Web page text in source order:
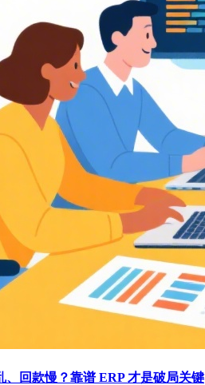
回款慢？靠谱 ERP 才是破局关键